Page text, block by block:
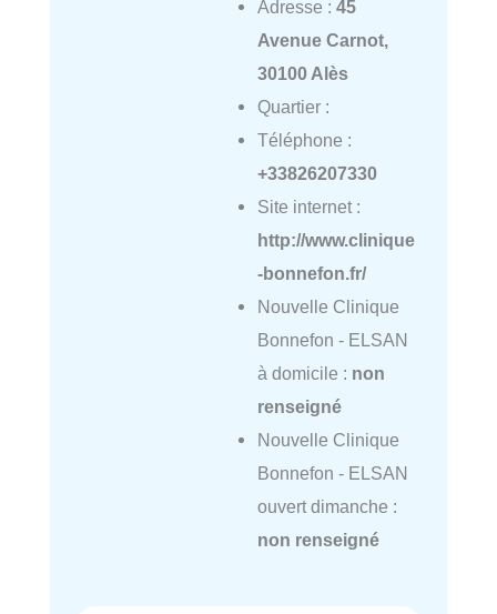
Adresse : 45
Avenue Carnot,
30100 Alès
Quartier :
Téléphone :
+33826207330
Site internet :
http://www.clinique
-bonnefon.fr/
Nouvelle Clinique
Bonnefon - ELSAN
à domicile : non
renseigné
Nouvelle Clinique
Bonnefon - ELSAN
ouvert dimanche :
non renseigné